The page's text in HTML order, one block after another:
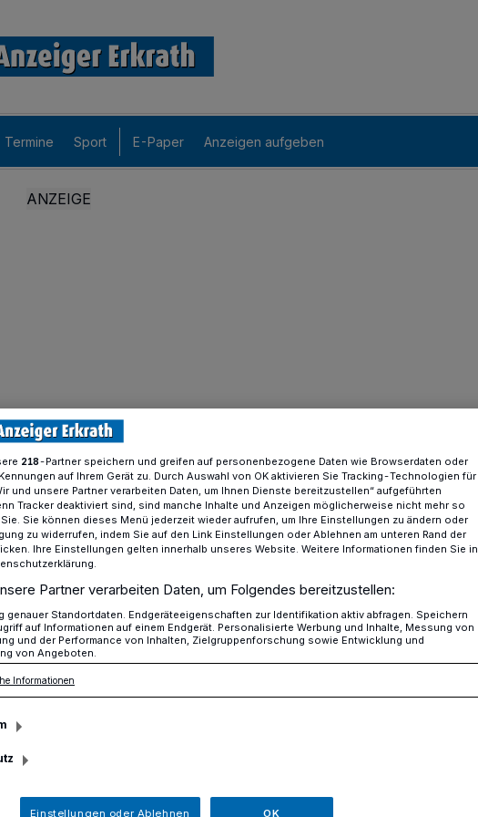
Termine Sport E-Paper Anzeigen aufgeben
Mehr in den Fokus der Öffentlichkeit treten
neues Vorstandsteam
der
treten
um den Bürgerverein Hochdahl. Nicht
und auch durch die Erkrankung
dass dieser sein Amt nicht mehr
sich nun ändern, denn es gibt ein
nun der Öffentlichkeit präsentiert.
218-Partner speichern und greifen auf personenbezogene Daten wie Browserdaten oder
auf Ihrem Gerät zu. Durch Auswahl von OK aktivieren Sie Tracking-Technologien für
und unsere Partner verarbeiten Daten, um Ihnen Dienste bereitzustellen“ aufgeführten
Tracker deaktiviert sind, sind manche Inhalte und Anzeigen möglicherweise nicht mehr so
Sie können dieses Menü jederzeit wieder aufrufen, um Ihre Einstellungen zu ändern oder
zu widerrufen, indem Sie auf den Link Einstellungen oder Ablehnen am unteren Rand der
Ihre Einstellungen gelten innerhalb unseres Website. Weitere Informationen finden Sie in
Partner verarbeiten Daten, um Folgendes bereitzustellen:
genauer Standortdaten. Endgeräteeigenschaften zur Identifikation aktiv abfragen. Speichern
auf Informationen auf einem Endgerät. Personalisierte Werbung und Inhalte, Messung von
und der Performance von Inhalten, Zielgruppenforschung sowie Entwicklung und
von Angeboten.
Informationen
Einstellungen oder Ablehnen OK